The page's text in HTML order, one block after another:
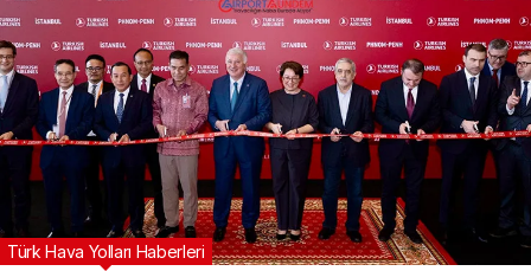
Türk Hava Yolları Haberleri